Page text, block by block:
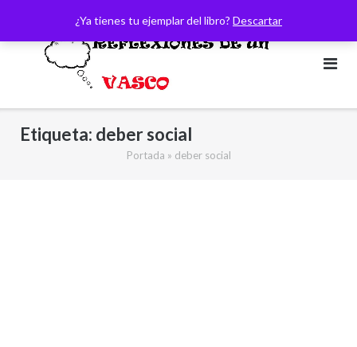
¿Ya tienes tu ejemplar del libro? Descartar
contenido
Etiqueta: deber social
Portada » deber social